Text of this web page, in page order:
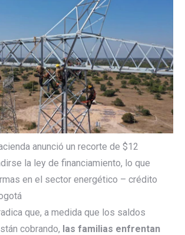
anunció un recorte de $12
la ley de financiamiento, lo que
en el sector energético – crédito
que, a medida que los saldos
cobrando, las familias enfrentan